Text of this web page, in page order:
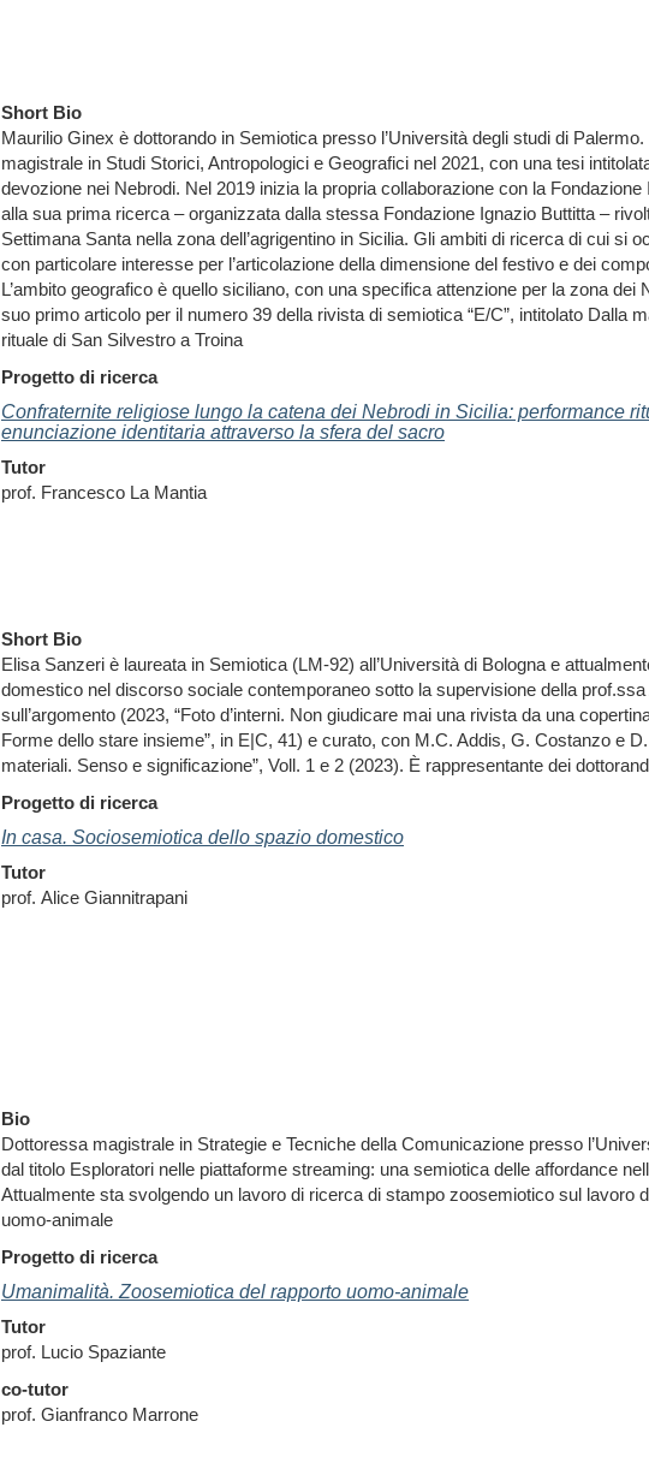
Short Bio
Maurilio Ginex è dottorando in Semiotica presso l’Università degli studi di
magistrale in Studi Storici, Antropologici e Geografici nel 2021, con una tesi
devozione nei Nebrodi. Nel 2019 inizia la propria collaborazione con la
alla sua prima ricerca – organizzata dalla stessa Fondazione Ignazio Buttitta –
Settimana Santa nella zona dell’agrigentino in Sicilia. Gli ambiti di ricerca di cui si
con particolare interesse per l’articolazione della dimensione del festivo e dei
L’ambito geografico è quello siciliano, con una specifica attenzione per la zona
suo primo articolo per il numero 39 della rivista di semiotica “E/C”, intitolato Dalla
rituale di San Silvestro a Troina
Progetto di ricerca
Confraternite religiose lungo la catena dei Nebrodi in Sicilia: performance
enunciazione identitaria attraverso la sfera del sacro
Tutor
prof. Francesco La Mantia
Short Bio
Elisa Sanzeri è laureata in Semiotica (LM-92) all’Università di Bologna e
domestico nel discorso sociale contemporaneo sotto la supervisione della
sull’argomento (2023, “Foto d’interni. Non giudicare mai una rivista da una
Forme dello stare insieme”, in E|C, 41) e curato, con M.C. Addis, G. Costanzo e
materiali. Senso e significazione”, Voll. 1 e 2 (2023). È rappresentante dei
Progetto di ricerca
In casa. Sociosemiotica dello spazio domestico
Tutor
prof. Alice Giannitrapani
Bio
Dottoressa magistrale in Strategie e Tecniche della Comunicazione presso
dal titolo Esploratori nelle piattaforme streaming: una semiotica delle affordance
Attualmente sta svolgendo un lavoro di ricerca di stampo zoosemiotico sul lavoro
uomo-animale
Progetto di ricerca
Umanimalità. Zoosemiotica del rapporto uomo-animale
Tutor
prof. Lucio Spaziante
co-tutor
prof. Gianfranco Marrone